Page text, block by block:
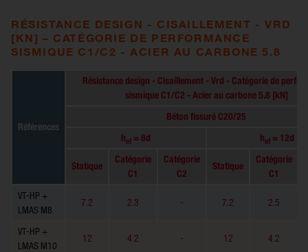
RÉSISTANCE DESIGN - CISAILLEMENT - VRD
[KN] – CATÉGORIE DE PERFORMANCE
SISMIQUE C1/C2 - ACIER AU CARBONE 5.8
Références
Résistance design - Cisaillement - Vrd - Catégorie de
sismique C1/C2 - Acier au carbone 5.8 [kN]
Béton fissuré C20/25
hef = 8d hef= 12d
Statique
Catégorie
C1
Catégorie
C2
Statique
Catégorie
C1
VT-HP +
LMAS M8
7.2 2.3 - 7.2 2.5
VT-HP +
LMAS M10
12 4.2 - 12 4.2